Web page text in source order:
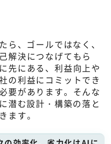
ら、ゴールではなく、
解決につなげてもら
先にある、利益向上や
の利益にコミットでき
要があります。そんな
潜む設計・構築の落と
ます。